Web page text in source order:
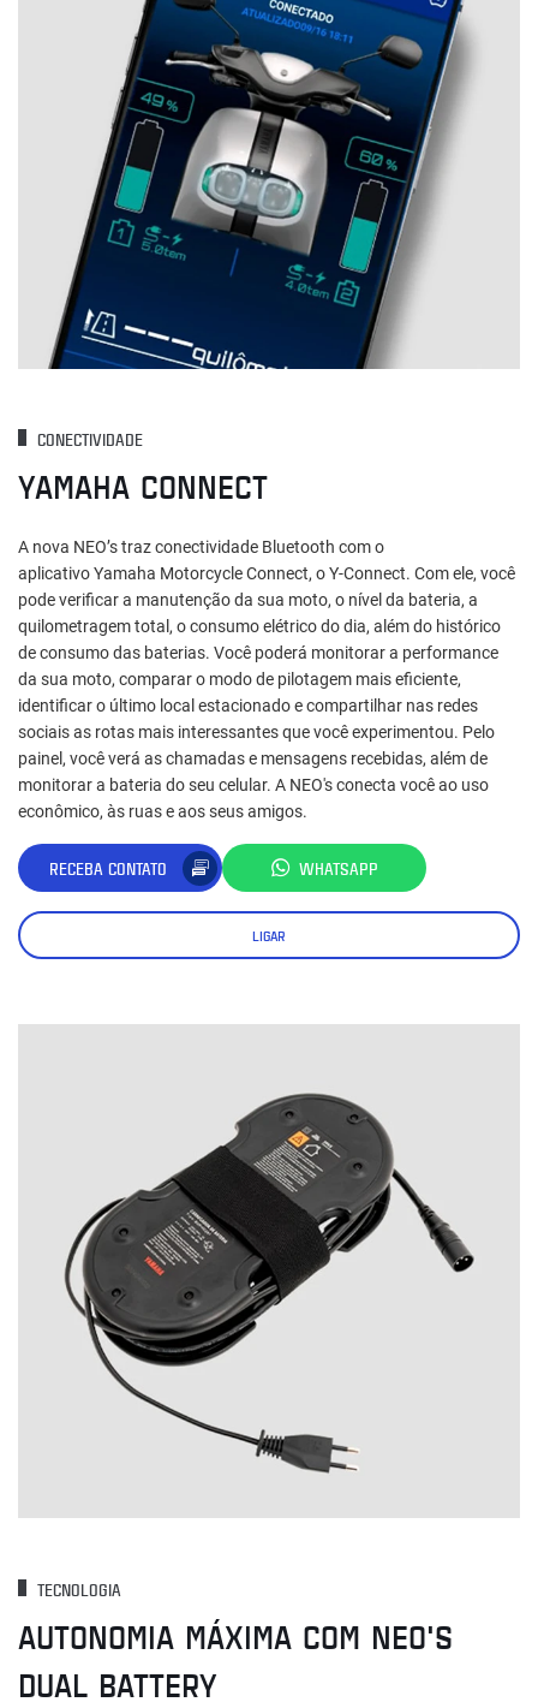
CONECTIVIDADE
YAMAHA CONNECT
A nova NEO’s traz conectividade Bluetooth com o
aplicativo Yamaha Motorcycle Connect, o Y-Connect. Com ele, você
pode verificar a manutenção da sua moto, o nível da bateria, a
quilometragem total, o consumo elétrico do dia, além do histórico
de consumo das baterias. Você poderá monitorar a performance
da sua moto, comparar o modo de pilotagem mais eficiente,
identificar o último local estacionado e compartilhar nas redes
sociais as rotas mais interessantes que você experimentou. Pelo
painel, você verá as chamadas e mensagens recebidas, além de
monitorar a bateria do seu celular. A NEO's conecta você ao uso
econômico, às ruas e aos seus amigos.
RECEBA CONTATO WHATSAPP
LIGAR
TECNOLOGIA
AUTONOMIA MÁXIMA COM NEO'S
DUAL BATTERY